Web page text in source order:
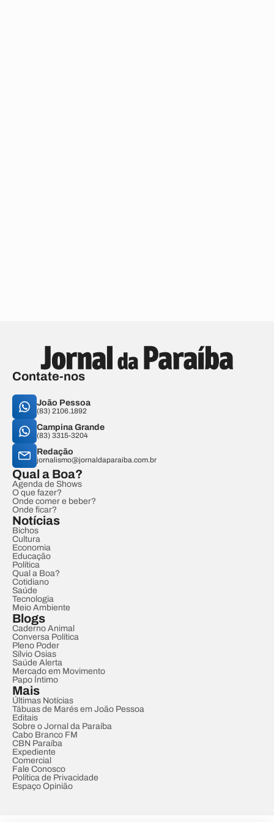
Contate-nos
João Pessoa
(83) 2106.1892
Campina Grande
(83) 3315-3204
Redação
jornalismo@jornaldaparaiba.com.br
Qual a Boa?
Agenda de Shows
O que fazer?
Onde comer e beber?
Onde ficar?
Notícias
Bichos
Cultura
Economia
Educação
Política
Qual a Boa?
Cotidiano
Saúde
Tecnologia
Meio Ambiente
Blogs
Caderno Animal
Conversa Política
Pleno Poder
Sílvio Osias
Saúde Alerta
Mercado em Movimento
Papo Íntimo
Mais
Últimas Notícias
Tábuas de Marés em João Pessoa
Editais
Sobre o Jornal da Paraíba
Cabo Branco FM
CBN Paraíba
Expediente
Comercial
Fale Conosco
Política de Privacidade
Espaço Opinião